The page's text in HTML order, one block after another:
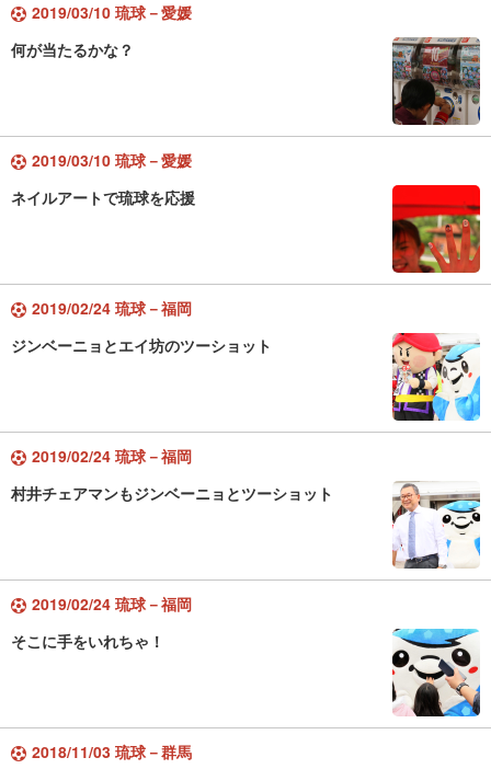
2019/03/10 琉球－愛媛
何が当たるかな？
2019/03/10 琉球－愛媛
ネイルアートで琉球を応援
2019/02/24 琉球－福岡
ジンベーニョとエイ坊のツーショット
2019/02/24 琉球－福岡
村井チェアマンもジンベーニョとツーショット
2019/02/24 琉球－福岡
そこに手をいれちゃ！
2018/11/03 琉球－群馬